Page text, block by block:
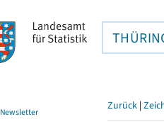
Newsletter Zurück |